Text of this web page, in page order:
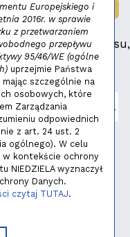
FENIKS 2025
dotyczące serwisu,
NIEDZIELA
Europejskiego i
2016r. w sprawie
z przetwarzaniem
przepływu
95/46/WE (ogólne
uprzejmie Państwa
mając szczególnie na
osobowych, które
Zarządzania
odpowiednich
z art. 24 ust. 2
ogólnego). W celu
kontekście ochrony
NIEDZIELA wyznaczył
Danych.
czytaj TUTAJ.